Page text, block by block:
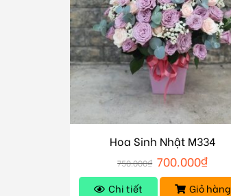
Hoa Sinh Nhật M334
750.000₫ 700.000₫
Chi tiết Giỏ hàng